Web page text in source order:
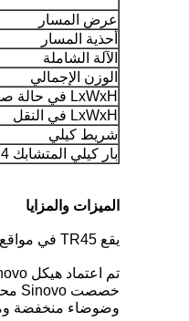
عرض المسار
أحذية المسار
الآلة الشاملة
الوزن الإجمالي
LxWxH في حالة صالحة للعمل
LxWxH في النقل
شريط كيلي
بار كيلي المتشابك 4x4.4 م
الميزات والمزايا
يقع TR45 في مواقع البناء الصناعي والمدني والبناء البلدي في المدن الصغيرة.يمكن أن يؤدي البناء الفعال والتشغيل السريع في نطاق قطر بئر 1.0 متر وعمق بئر 15 متر.
تم اعتماد هيكل Sinovo المصنوع ذاتيًا بتقنية ناضجة وشاسيه مقوى وموثوقية عمل أعلى وصيانة أكثر ملاءمة.
وضوضاء منخفضة